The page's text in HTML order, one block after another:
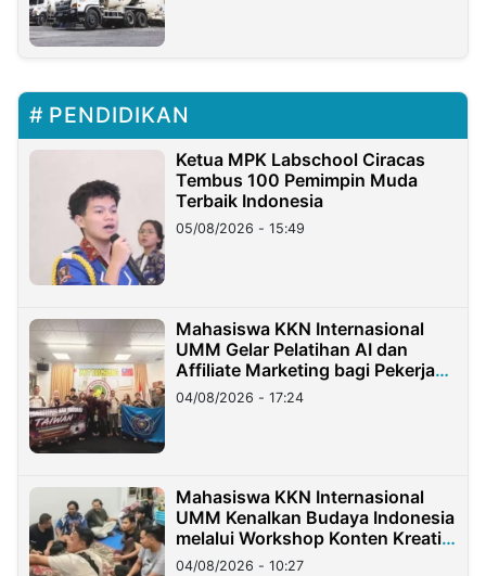
PENDIDIKAN
Ketua MPK Labschool Ciracas
Tembus 100 Pemimpin Muda
Terbaik Indonesia
05/08/2026 - 15:49
Mahasiswa KKN Internasional
UMM Gelar Pelatihan AI dan
Affiliate Marketing bagi Pekerja
Migran Indonesia di Taiwan
04/08/2026 - 17:24
Mahasiswa KKN Internasional
UMM Kenalkan Budaya Indonesia
melalui Workshop Konten Kreatif
di Taiwan
04/08/2026 - 10:27